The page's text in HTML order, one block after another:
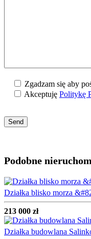
Zgadzam się aby
Akceptuję Politykę
Podobne
Działka blisko morza
213 000 zł
Działka budowlana